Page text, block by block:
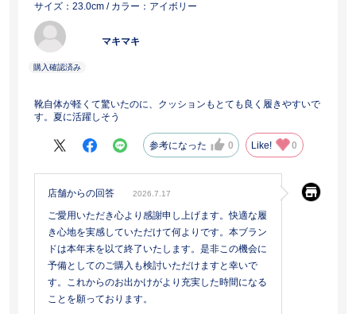
サイズ：23.0cm / カラー：アイボリー
マキマキ
靴自体が軽くて驚いたのに、クッションもとても良く履きやすいで
す。夏に活躍しそう
参考になった 0 Like! 0
店舗からの回答 2026.7.17
ご愛用いただき心より感謝申し上げます。快適な履
き心地を実感していただけて何よりです。本ブラン
ドは本年末を以て終了いたします。是非この機会に
予備としてのご購入も検討いただけますと幸いで
す。これからのお出かけがより充実した時間になる
ことを願っております。